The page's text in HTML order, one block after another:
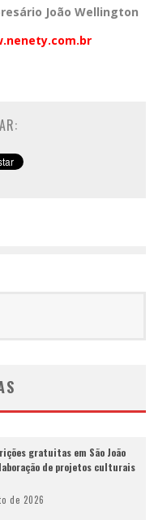
João Wellington
gratuitas em São João
de projetos culturais
de 2026